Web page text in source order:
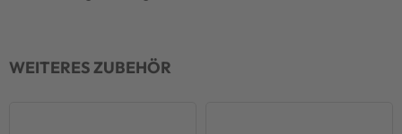
WEITERES ZUBEHÖR